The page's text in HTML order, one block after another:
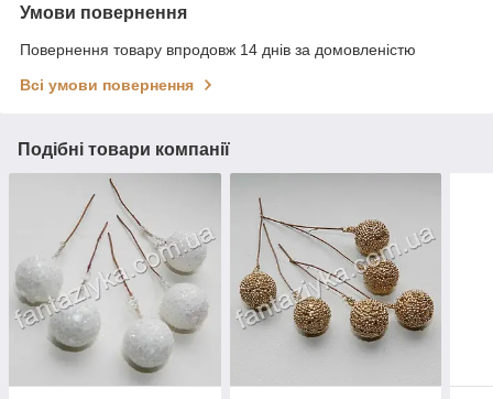
Умови повернення
Повернення товару впродовж 14 днів за домовленістю
Всі умови повернення
Подібні товари компанії